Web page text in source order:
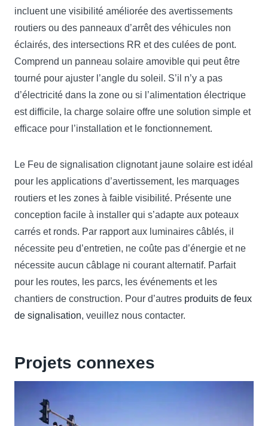
incluent une visibilité améliorée des avertissements
routiers ou des panneaux d’arrêt des véhicules non
éclairés, des intersections RR et des culées de pont.
Comprend un panneau solaire amovible qui peut être
tourné pour ajuster l’angle du soleil. S’il n’y a pas
d’électricité dans la zone ou si l’alimentation électrique
est difficile, la charge solaire offre une solution simple et
efficace pour l’installation et le fonctionnement.
Le Feu de signalisation clignotant jaune solaire est idéal
pour les applications d’avertissement, les marquages ​​
routiers et les zones à faible visibilité. Présente une
conception facile à installer qui s’adapte aux poteaux
carrés et ronds. Par rapport aux luminaires câblés, il
nécessite peu d’entretien, ne coûte pas d’énergie et ne
nécessite aucun câblage ni courant alternatif. Parfait
pour les routes, les parcs, les événements et les
chantiers de construction. Pour d’autres produits de feux
de signalisation, veuillez nous contacter.
Projets connexes